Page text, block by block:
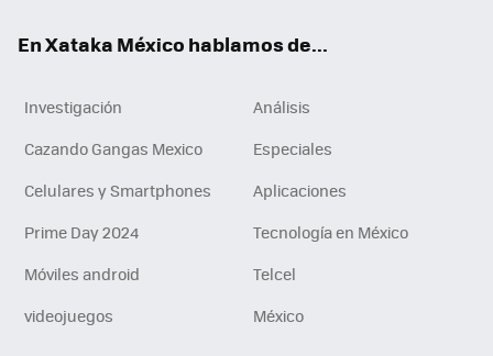
En Xataka México hablamos de...
Investigación
Análisis
Cazando Gangas Mexico
Especiales
Celulares y Smartphones
Aplicaciones
Prime Day 2024
Tecnología en México
Móviles android
Telcel
videojuegos
México